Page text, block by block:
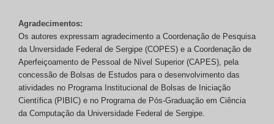
Agradecimentos:
Os autores expressam agradecimento a Coordenação de Pesquisa
da Unversidade Federal de Sergipe (COPES) e a Coordenação de
Aperfeiçoamento de Pessoal de Nível Superior (CAPES), pela
concessão de Bolsas de Estudos para o desenvolvimento das
atividades no Programa Institucional de Bolsas de Iniciação
Científica (PIBIC) e no Programa de Pós-Graduação em Ciência
da Computação da Universidade Federal de Sergipe.